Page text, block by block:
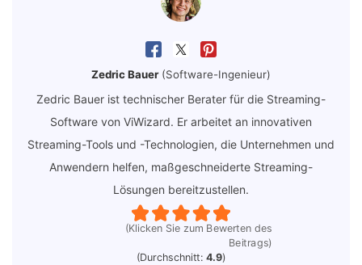
Zedric Bauer (Software-Ingenieur)
Zedric Bauer ist technischer Berater für die Streaming-
Software von ViWizard. Er arbeitet an innovativen
Streaming-Tools und -Technologien, die Unternehmen und
Anwendern helfen, maßgeschneiderte Streaming-
Lösungen bereitzustellen.
(Klicken Sie zum Bewerten des
Beitrags)
(Durchschnitt:4.9)